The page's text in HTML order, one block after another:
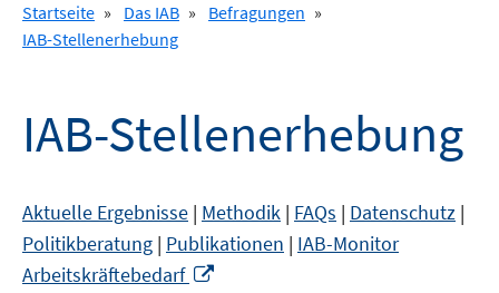
Startseite » Das IAB » Befragungen »
IAB-Stellenerhebung
IAB-Stellenerhebung
Aktuelle Ergebnisse | Methodik | FAQs | Datenschutz |
Politikberatung | Publikationen | IAB-Monitor
Arbeitskräftebedarf